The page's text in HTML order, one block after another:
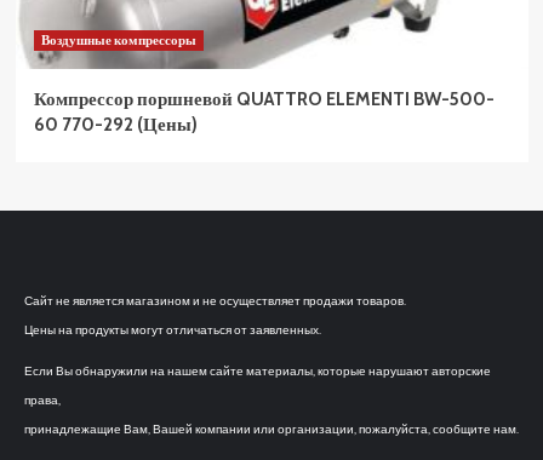
Воздушные компрессоры
Компрессор поршневой QUATTRO ELEMENTI BW-500-
60 770-292 (Цены)
Сайт не является магазином и не осуществляет продажи товаров.
Цены на продукты могут отличаться от заявленных.
Если Вы обнаружили на нашем сайте материалы, которые нарушают авторские
права,
принадлежащие Вам, Вашей компании или организации, пожалуйста, сообщите нам.